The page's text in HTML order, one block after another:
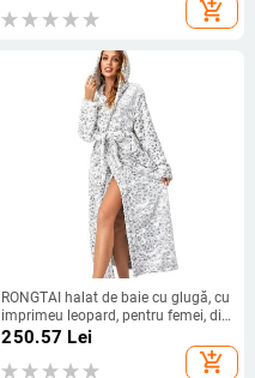
SP2000
add_shopping_cart
RONGTAI halat de baie cu glugă, cu
imprimeu leopard, pentru femei, din
fleece, din pluș, haine lungi, calde,
cămașă de noapte, haine de noapte
250.57 Lei
add_shopping_cart